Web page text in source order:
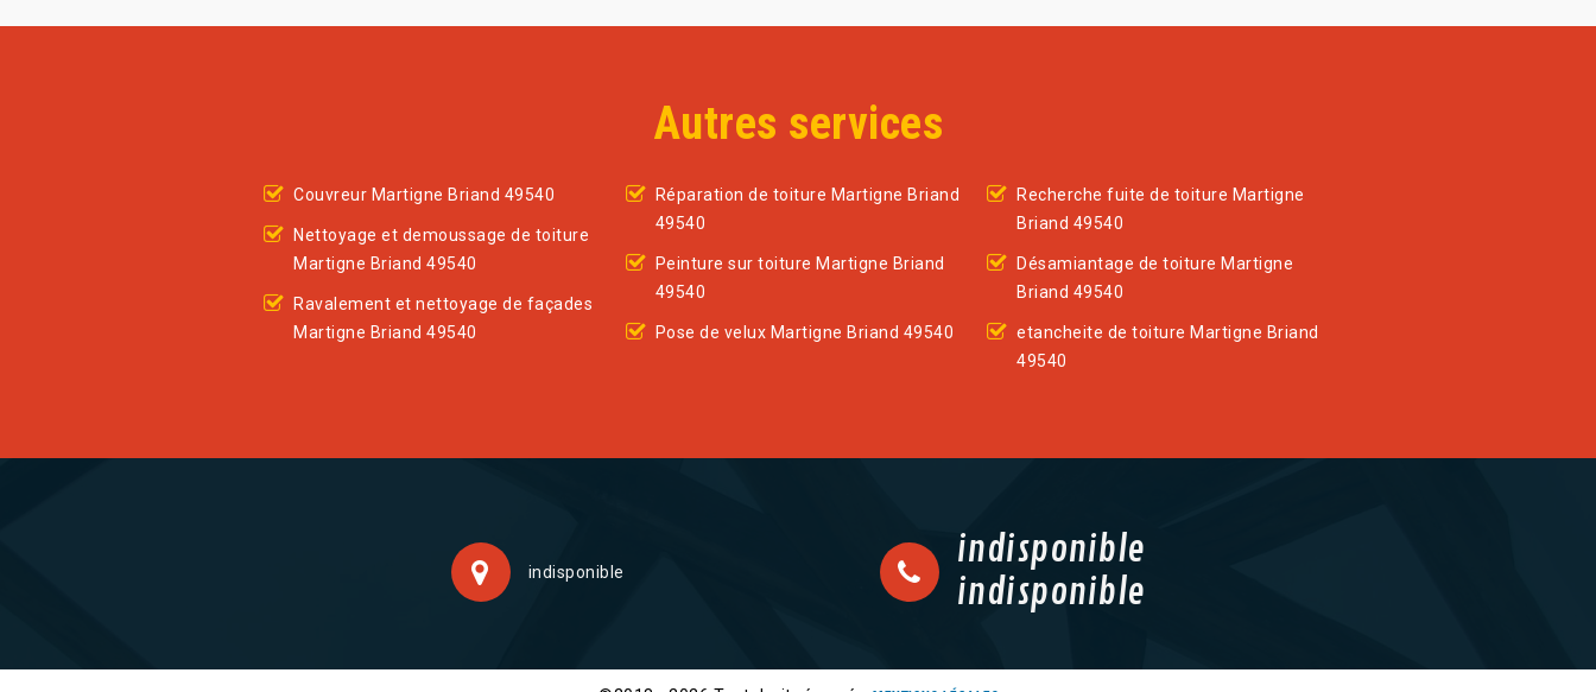
Autres services
Couvreur Martigne Briand 49540
Nettoyage et demoussage de toiture
Martigne Briand 49540
Ravalement et nettoyage de façades
Martigne Briand 49540
Réparation de toiture Martigne Briand
49540
Peinture sur toiture Martigne Briand
49540
Pose de velux Martigne Briand 49540
Recherche fuite de toiture Martigne
Briand 49540
Désamiantage de toiture Martigne
Briand 49540
etancheite de toiture Martigne Briand
49540
indisponible
indisponible
indisponible